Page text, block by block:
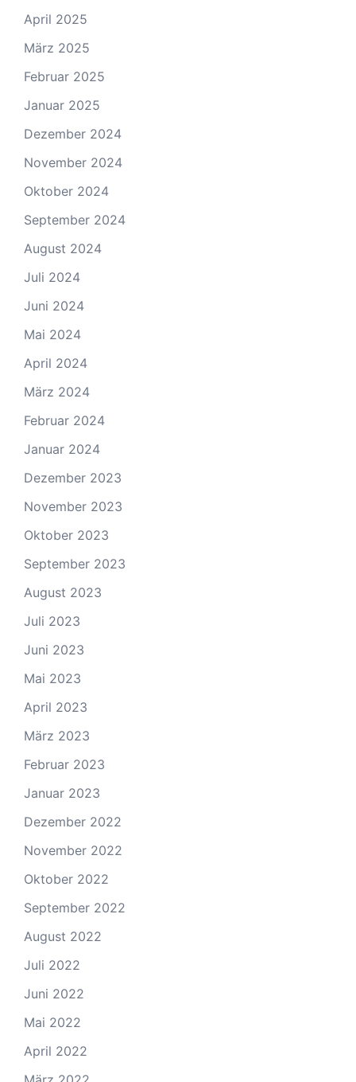
April 2025
März 2025
Februar 2025
Januar 2025
Dezember 2024
November 2024
Oktober 2024
September 2024
August 2024
Juli 2024
Juni 2024
Mai 2024
April 2024
März 2024
Februar 2024
Januar 2024
Dezember 2023
November 2023
Oktober 2023
September 2023
August 2023
Juli 2023
Juni 2023
Mai 2023
April 2023
März 2023
Februar 2023
Januar 2023
Dezember 2022
November 2022
Oktober 2022
September 2022
August 2022
Juli 2022
Juni 2022
Mai 2022
April 2022